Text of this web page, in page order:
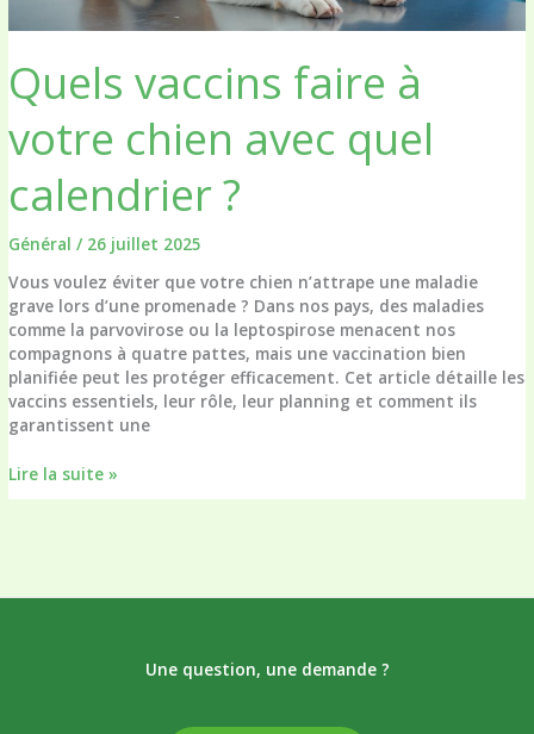
Quels vaccins faire à
votre chien avec quel
calendrier ?
Général / 26 juillet 2025
Vous voulez éviter que votre chien n’attrape une maladie
grave lors d’une promenade ? Dans nos pays, des maladies
comme la parvovirose ou la leptospirose menacent nos
compagnons à quatre pattes, mais une vaccination bien
planifiée peut les protéger efficacement. Cet article détaille les
vaccins essentiels, leur rôle, leur planning et comment ils
garantissent une
Quels
vaccins
Lire la suite »
Une question, une demande ?